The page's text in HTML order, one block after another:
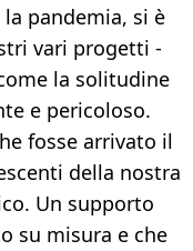
pandemia, si è
vari progetti -
la solitudine
e pericoloso.
fosse arrivato il
della nostra
Un supporto
su misura e che